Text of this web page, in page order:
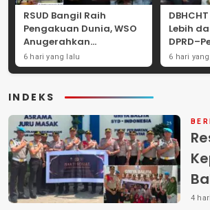
RSUD Bangil Raih
Pengakuan Dunia, WSO
Anugerahkan
Penghargaan
Internasional untuk
6 hari yang lalu
Lebih
Cukai
6 hari
INDEKS
4